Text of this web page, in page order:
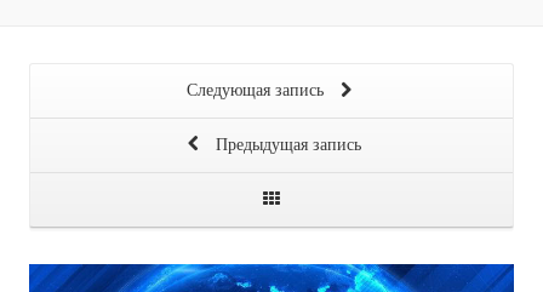
Следующая запись
Предыдущая запись